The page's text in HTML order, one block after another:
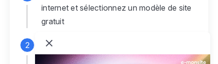
internet et sélectionnez un modèle de site
gratuit
Connectez-vous
monsite gratuit pour accéder à votre